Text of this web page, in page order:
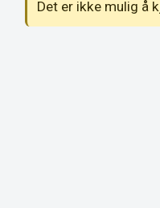
Det er ikke mulig å